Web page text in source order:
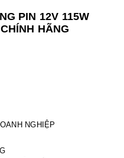
PIN 12V 115W
HÃNG
NGHIỆP